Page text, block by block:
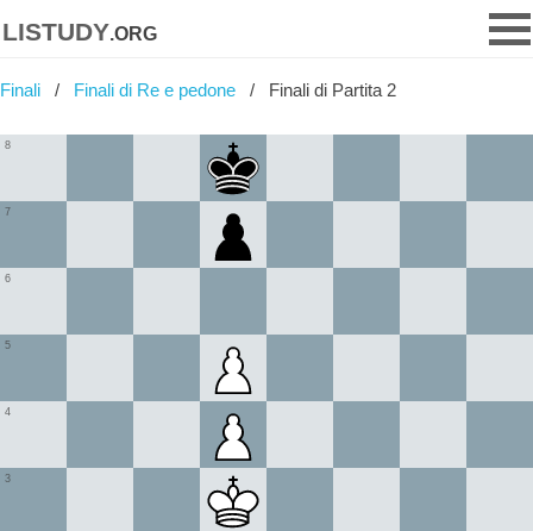
listudy.org
Finali Finali di Re e pedone Finali di Partita 2
3
4
5
6
7
8